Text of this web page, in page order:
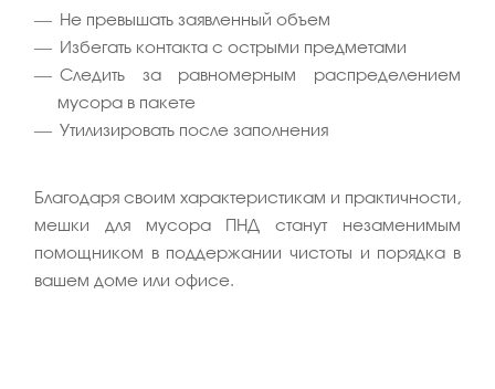
Не превышать заявленный объем
Избегать контакта с острыми предметами
Следить за равномерным распределением
мусора в пакете
Утилизировать после заполнения
Благодаря своим характеристикам и практичности,
мешки для мусора ПНД станут незаменимым
помощником в поддержании чистоты и порядка в
вашем доме или офисе.